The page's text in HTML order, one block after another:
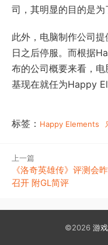
司，其明显的目的是为
此外，电脑制作公司
日之后停服。而根据
布的公司概要来看，
基现在就任为Happy
标签： Happy Elements
上一篇
《洛奇英雄传》评测会
召开 附GL简评
©2026 游